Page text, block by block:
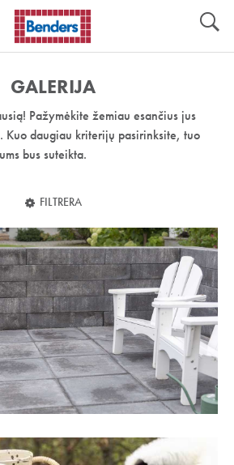
GALERIJA
Pažymėkite žemiau esančius jus
Kuo daugiau kriterijų pasirinksite, tuo
bus suteikta.
FILTRERA